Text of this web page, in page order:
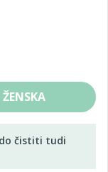
ŽENSKA
čistiti tudi